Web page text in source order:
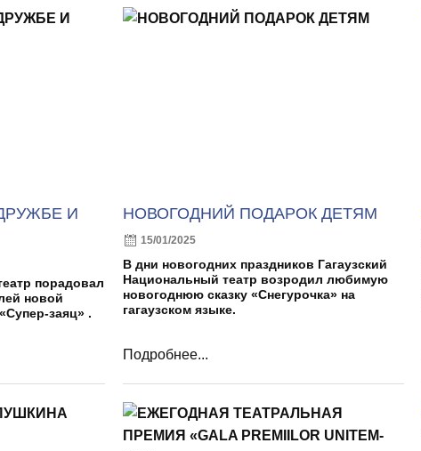
И
порадовал
новой
заяц» .
НОВОГОДНИЙ ПОДАРОК ДЕТЯМ
15/01/2025
В дни новогодних праздников Гагаузский
Национальный театр возродил любимую
новогоднюю сказку «Снегурочка» на
гагаузском языке.
Подробнее...